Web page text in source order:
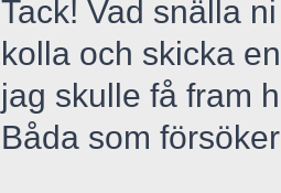
Tack! Vad snälla
kolla och skicka
jag skulle få fram
Båda som